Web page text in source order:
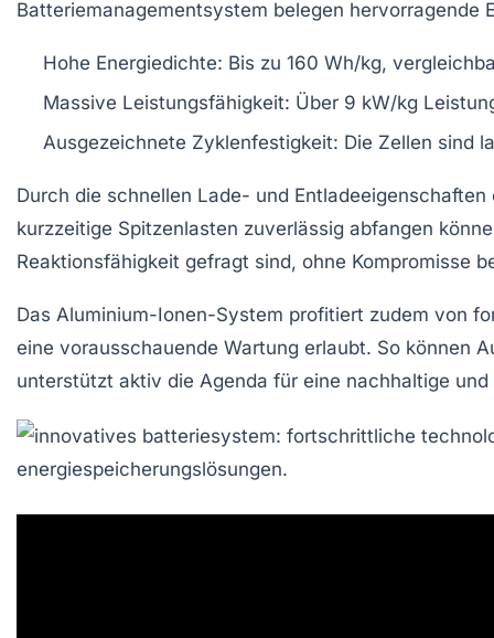
Batteriemanagementsystem belegen hervorragende
Hohe Energiedichte: Bis zu 160 Wh/kg,
Massive Leistungsfähigkeit: Über 9 kW/kg
Ausgezeichnete Zyklenfestigkeit: Die Zellen sind
Durch die schnellen Lade- und
kurzzeitige Spitzenlasten zuverlässig abfangen
Reaktionsfähigkeit gefragt sind, ohne Kompromisse
Das Aluminium-Ionen-System profitiert zudem von
eine vorausschauende Wartung erlaubt. So können
unterstützt aktiv die Agenda für eine nachhaltige